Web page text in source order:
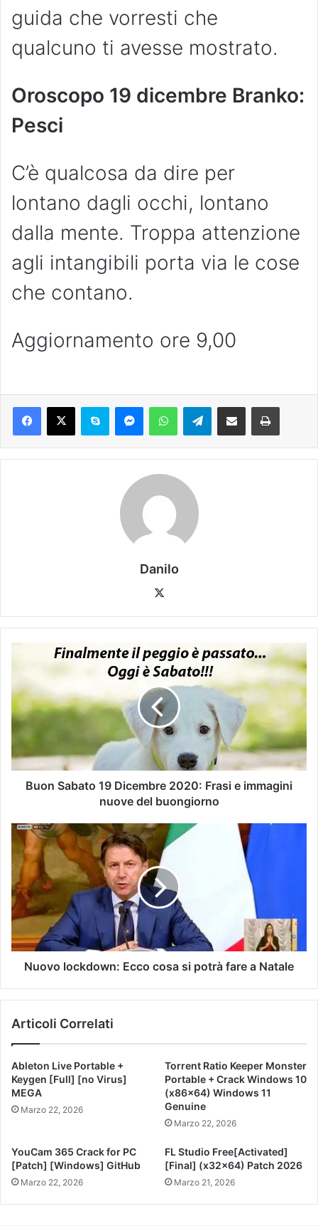
guida che vorresti che
qualcuno ti avesse mostrato.
Oroscopo 19 dicembre Branko:
Pesci
C’è qualcosa da dire per
lontano dagli occhi, lontano
dalla mente. Troppa attenzione
agli intangibili porta via le cose
che contano.
Aggiornamento ore 9,00
Danilo
Buon Sabato 19 Dicembre 2020: Frasi e immagini
nuove del buongiorno
Nuovo lockdown: Ecco cosa si potrà fare a Natale
Articoli Correlati
Ableton Live Portable +
Keygen [Full] [no Virus]
MEGA
Marzo 22, 2026
Torrent Ratio Keeper Monster
Portable + Crack Windows 10
(x86x64) Windows 11
Genuine
Marzo 22, 2026
YouCam 365 Crack for PC
[Patch] [Windows] GitHub
Marzo 22, 2026
FL Studio Free[Activated]
[Final] (x32x64) Patch 2026
Marzo 21, 2026